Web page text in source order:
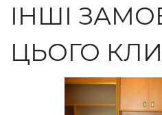
ІНШІ
ЦЬОГО